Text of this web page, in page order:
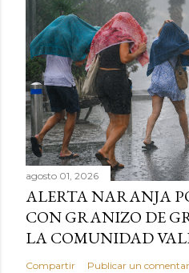
agosto 01, 2026
ALERTA NARANJA
CON GRANIZO DE
LA COMUNIDAD
Compartir Publicar un